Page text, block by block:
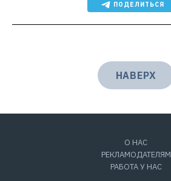
ПОДЕЛИТЬСЯ
НАВЕРХ
О НАС
РЕКЛАМОДАТЕЛЯМ
РАБОТА У НАС